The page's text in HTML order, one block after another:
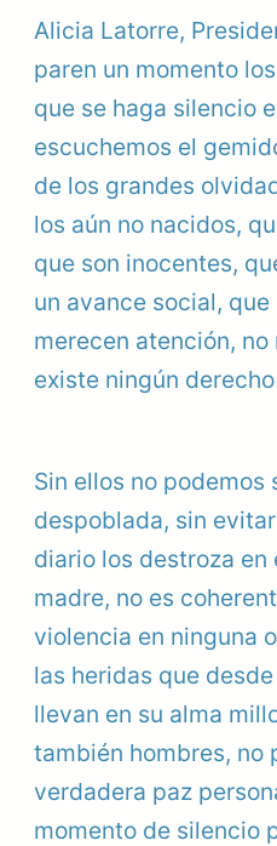
Alicia Latorre,
paren un momento
que se haga silencio
escuchemos el
de los grandes
los aún no nacidos,
que son inocentes,
un avance social,
merecen atención,
existe ningún
Sin ellos no podemos
despoblada, sin
diario los destroza en
madre, no es
violencia en ninguna
las heridas que
llevan en su alma
también hombres, no
verdadera paz
momento de silencio